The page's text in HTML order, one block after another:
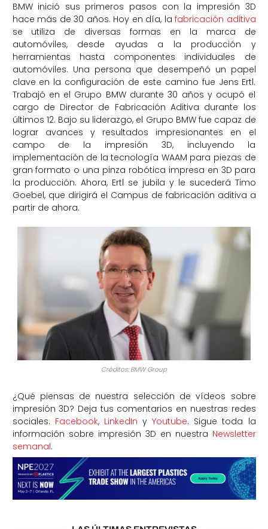
BMW inició sus primeros pasos con la impresión 3D
hace más de 30 años. Hoy en día, la fabricación aditiva
se utiliza de diversas formas en la marca de
automóviles, desde ayudas a la producción y
herramientas hasta componentes individuales de
automóviles. Una persona que desempeñó un papel
clave en la configuración de este camino fue Jens Ertl.
Trabajó en el Grupo BMW durante 30 años y ocupó el
cargo de Director de Fabricación Aditiva durante los
últimos 12. Bajo su liderazgo, el Grupo BMW fue capaz de
lograr avances y resultados impresionantes en el
campo de la impresión 3D, incluyendo la
implementación de la tecnología WAAM para piezas de
gran formato o una pinza robótica impresa en 3D para
la producción. Ahora, Ertl se jubila y le sucederá Timo
Goebel, que dirigirá el Campus de fabricación aditiva a
partir de ahora.
Créditos: BMW Group
¿Qué piensas de nuestra selección de vídeos sobre
impresión 3D? Deja tus comentarios en nuestras redes
sociales: Facebook, LinkedIn yYoutube. Sigue toda la
información sobre impresión 3D en nuestra Newsletter
semanal.